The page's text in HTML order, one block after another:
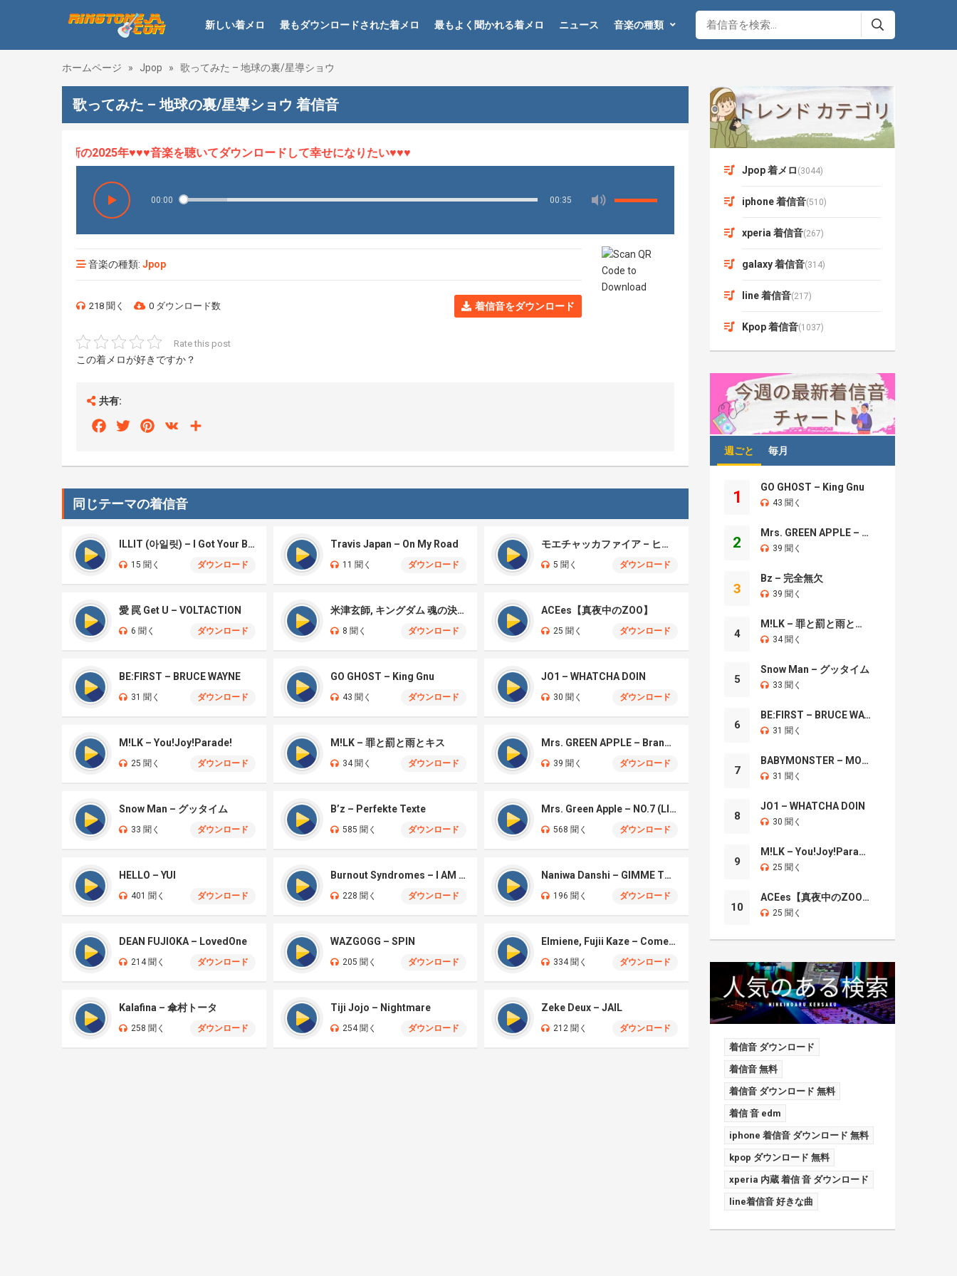
新しい着メロ 最もダウンロードされた着メロ 最もよく聞かれる着メロ ニュース 音楽の種類
ホームページ » Jpop » 歌ってみた – 地球の裏/星導ショウ
歌ってみた – 地球の裏/星導ショウ 着信音
、最新の2025年♥♥♥音楽を聴いてダウンロードして幸せになりたい♥♥♥
00:00 00:35
音楽の種類: Jpop
218 聞く 0 ダウンロード数 着信音をダウンロード
Rate this post
この着メロが好きですか？
共有:
FacebookTwitterPinterest
VK
同じテーマの着信音
ILLIT (아일릿) – I Got Your Back
15 聞く ダウンロード
Travis Japan – On My Road
11 聞く ダウンロード
モエチャッカファイア – ヒューゴ、狛野真斗、ライト、セヴェリアン (Cover )
5 聞く ダウンロード
愛 罠 Get U – VOLTACTION
6 聞く ダウンロード
米津玄師, キングダム 魂の決戦 – 公開記念PV
8 聞く ダウンロード
ACEes【真夜中のZOO】
25 聞く ダウンロード
BE:FIRST – BRUCE WAYNE
31 聞く ダウンロード
GO GHOST – King Gnu
43 聞く ダウンロード
JO1 – WHATCHA DOIN
30 聞く ダウンロード
M!LK – You!Joy!Parade!
25 聞く ダウンロード
M!LK – 罪と罰と雨とキス
34 聞く ダウンロード
Mrs. GREEN APPLE – Brand New
39 聞く ダウンロード
Snow Man – グッタイム
33 聞く ダウンロード
B’z – Perfekte Texte
585 聞く ダウンロード
Mrs. Green Apple – NO.7 (LIVE)
568 聞く ダウンロード
HELLO – YUI
401 聞く ダウンロード
Burnout Syndromes – I AM A HERO
228 聞く ダウンロード
Naniwa Danshi – GIMME THE DAY
196 聞く ダウンロード
DEAN FUJIOKA – LovedOne
214 聞く ダウンロード
WAZGOGG – SPIN
205 聞く ダウンロード
Elmiene, Fujii Kaze – Comets Gold
334 聞く ダウンロード
Kalafina – 傘村トータ
258 聞く ダウンロード
Tiji Jojo – Nightmare
254 聞く ダウンロード
Zeke Deux – JAIL
212 聞く ダウンロード
Jpop 着メロ (3044)
iphone 着信音(510)
xperia 着信音(267)
galaxy 着信音(314)
line 着信音(217)
Kpop 着信音(1037)
週ごと 毎月
1
GO GHOST – King Gnu
43 聞く
2
Mrs. GREEN APPLE – Brand New
39 聞く
3
Bz – 完全無欠
39 聞く
4
M!LK – 罪と罰と雨とキス
34 聞く
5
Snow Man – グッタイム
33 聞く
6
BE:FIRST – BRUCE WAYNE
31 聞く
7
BABYMONSTER – MOON
31 聞く
8
JO1 – WHATCHA DOIN
30 聞く
9
M!LK – You!Joy!Parade!
25 聞く
10
ACEes【真夜中のZOO】
25 聞く
着信音 ダウンロード
着信音 無料
着信音 ダウンロード 無料
着信 音 edm
iphone 着信音 ダウンロード 無料
kpop ダウンロード 無料
xperia 内蔵 着信 音 ダウンロード
line着信音 好きな曲